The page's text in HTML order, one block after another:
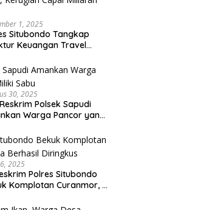
1, 2025
Situbondo Tangkap
Keuangan Travel
Miliaran Rupiah
30, 2025
Polsek Sapudi
Warga Pancor yang
2025
Polres Situbondo
Komplotan Curanmor, 9